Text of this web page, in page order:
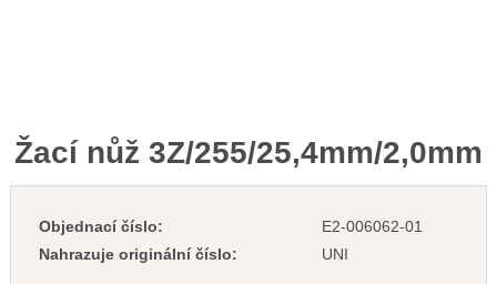
Žací nůž 3Z/255/25,4mm/2,0mm
Objednací číslo:
E2-006062-01
Nahrazuje originální číslo:
UNI